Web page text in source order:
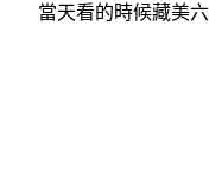
當天看的時候藏美